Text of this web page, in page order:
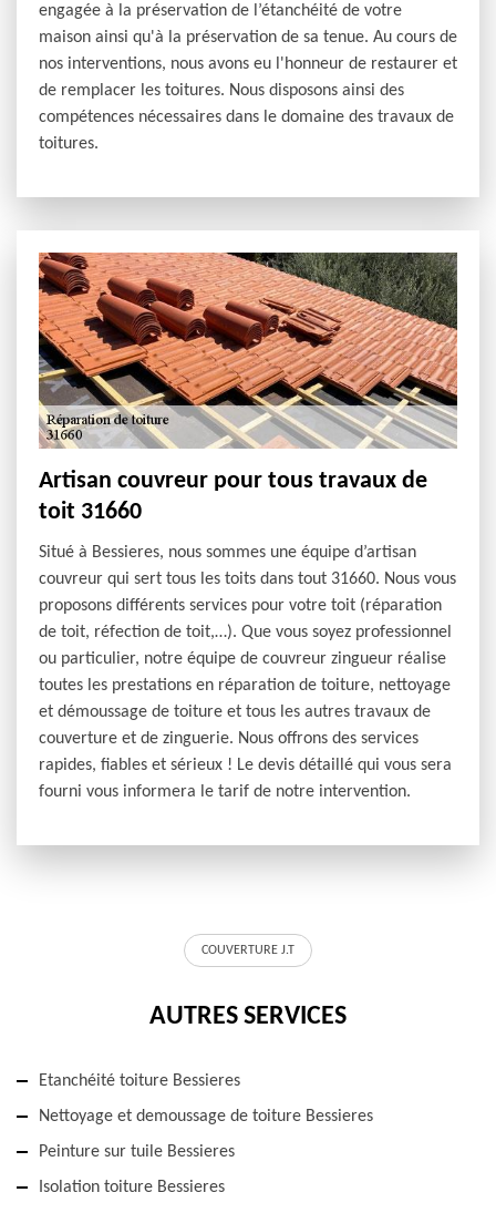
engagée à la préservation de l’étanchéité de votre
maison ainsi qu'à la préservation de sa tenue. Au cours de
nos interventions, nous avons eu l'honneur de restaurer et
de remplacer les toitures. Nous disposons ainsi des
compétences nécessaires dans le domaine des travaux de
toitures.
Artisan couvreur pour tous travaux de
toit 31660
Situé à Bessieres, nous sommes une équipe d’artisan
couvreur qui sert tous les toits dans tout 31660. Nous vous
proposons différents services pour votre toit (réparation
de toit, réfection de toit,…). Que vous soyez professionnel
ou particulier, notre équipe de couvreur zingueur réalise
toutes les prestations en réparation de toiture, nettoyage
et démoussage de toiture et tous les autres travaux de
couverture et de zinguerie. Nous offrons des services
rapides, fiables et sérieux ! Le devis détaillé qui vous sera
fourni vous informera le tarif de notre intervention.
COUVERTURE J.T
AUTRES SERVICES
Etanchéité toiture Bessieres
Nettoyage et demoussage de toiture Bessieres
Peinture sur tuile Bessieres
Isolation toiture Bessieres